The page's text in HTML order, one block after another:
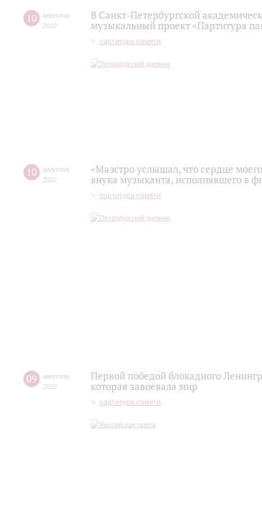
10 августа
2022
В Санкт-Петербургской
музыкальный проект «Партитура
партитура памяти
10 августа
2022
«Маэстро услышал, что сердце
внука музыканта, исполнявшего в
партитура памяти
09 августа
2022
Первой победой блокадного
которая завоевала мир
партитура памяти